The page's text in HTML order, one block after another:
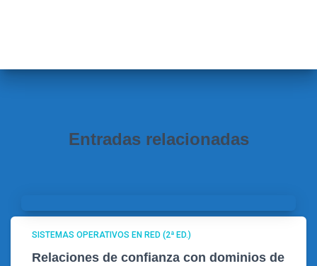
:
Entradas relacionadas
SISTEMAS OPERATIVOS EN RED (2ª ED.)
Relaciones de confianza con dominios de